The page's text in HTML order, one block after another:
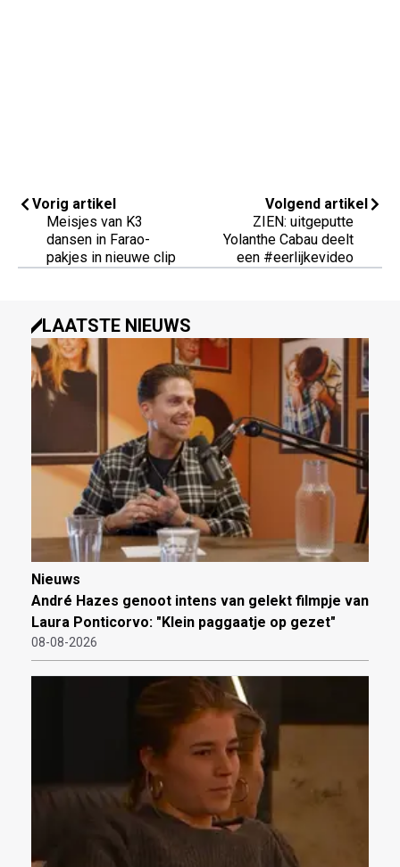
Vorig artikel
Meisjes van K3
dansen in Farao-
pakjes in nieuwe clip
Volgend artikel
ZIEN: uitgeputte
Yolanthe Cabau deelt
een #eerlijkevideo
LAATSTE NIEUWS
Nieuws
André Hazes genoot intens van gelekt filmpje van
Laura Ponticorvo: "Klein paggaatje op gezet"
08-08-2026